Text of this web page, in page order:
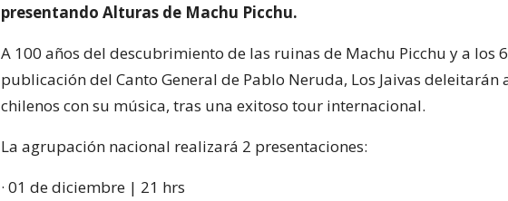
presentando Alturas de Machu Picchu.
A 100 años del descubrimiento de las ruinas de Machu Picchu y a los
publicación del Canto General de Pablo Neruda, Los Jaivas deleitarán
chilenos con su música, tras una exitoso tour internacional.
La agrupación nacional realizará 2 presentaciones:
· 01 de diciembre | 21 hrs